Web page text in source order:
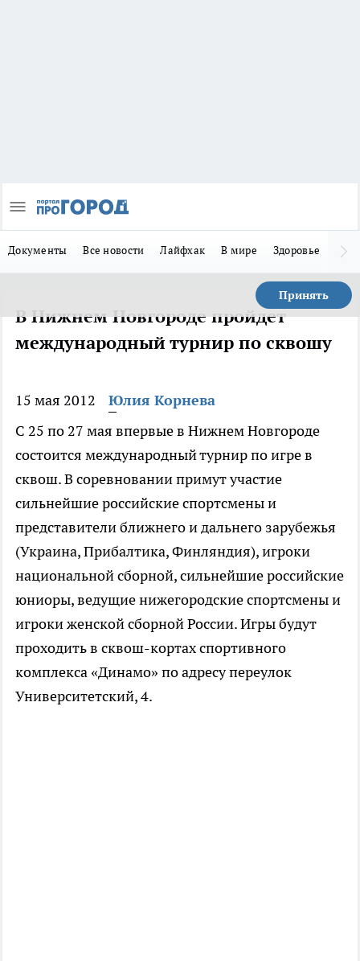
Документы Все новости Лайфхак В мире Здоровье
Принять
В Нижнем Новгороде пройдет
международный турнир по сквошу
15 мая 2012
Юлия Корнева
С 25 по 27 мая впервые в Нижнем Новгороде
состоится международный турнир по игре в
сквош. В соревновании примут участие
сильнейшие российские спортсмены и
представители ближнего и дальнего зарубежья
(Украина, Прибалтика, Финляндия), игроки
национальной сборной, сильнейшие российские
юниоры, ведущие нижегородские спортсмены и
игроки женской сборной России.Игры будут
проходить в сквош-кортах спортивного
комплекса «Динамо» по адресу переулок
Университетский, 4.